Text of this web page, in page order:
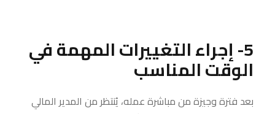
5- إجراء التغييرات المهمة في
الوقت المناسب
بعد فترة وجيزة من مباشرة عمله، يُنتظر من المدير المالي